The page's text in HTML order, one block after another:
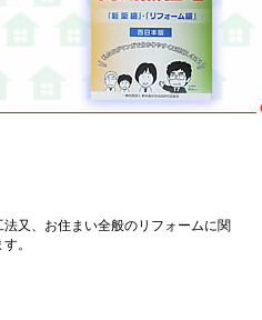
又、お住まい全般のリフォームに関
。